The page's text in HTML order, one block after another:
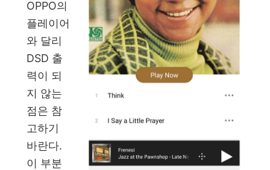
OPPO의
플레이어
와 달리
DSD 출
력이 되
지 않는
점은 참
고하기
바란다.
이 부분